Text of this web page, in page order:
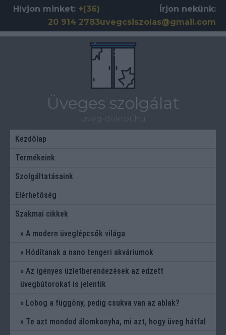
Skip
content
Hívjon minket: +(36)
20 914 2783
Írjon nekünk:
uvegcsiszolas@gmail.com
Üveges szolgálat
Kezdőlap
Termékeink
Szolgáltatásaink
Elérhetőség
Szakmai cikkek
A modern üveglépcsők világa
Hódítanak a nano tengeri akváriumok
Az igényes üzletberendezések az edzett
üvegbútorokat is jelentik
Lobog a függöny, pedig csukva van az ablak?
Te azt mondod álomkonyha, mi azt, hogy üveg hátfal